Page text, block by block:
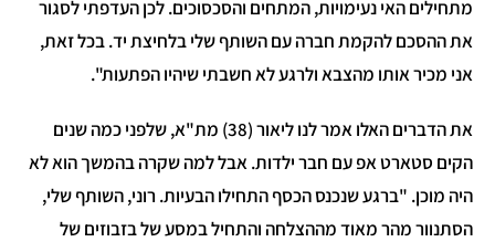
האי נעימויות, המתחים והסכסוכים. לכן העדפתי לסגור
ההסכם להקמת חברה עם השותף שלי בלחיצת יד. בכל זאת,
מכיר אותו מהצבא ולרגע לא חשבתי שיהיו הפתעות".
את הדברים האלו אמר לנו ליאור (38) מת"א, שלפני כמה שנים
סטארט אפ עם חבר ילדות. אבל למה שקרה בהמשך הוא לא
מוכן. "ברגע שנכנס הכסף התחילו הבעיות. רוני, השותף שלי,
מהר מאוד מההצלחה והתחיל במסע של בזבוזים של